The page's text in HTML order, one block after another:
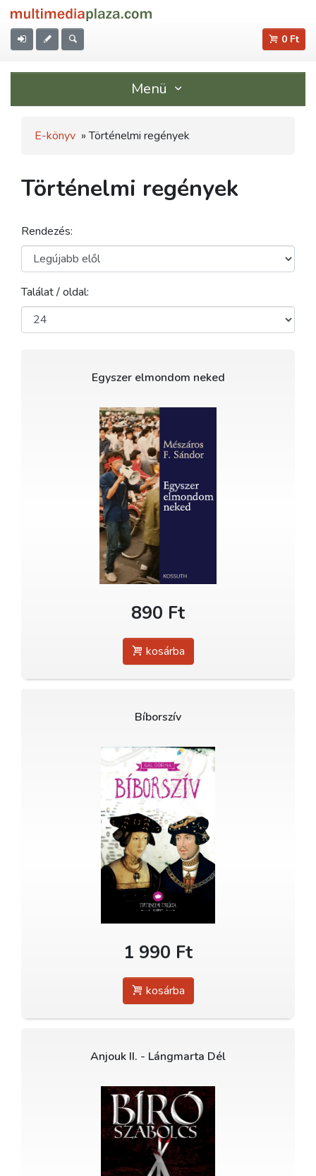
0 Ft
Menü
E-könyv » Történelmi regények
Történelmi regények
Rendezés:
Találat / oldal:
Egyszer elmondom neked
890 Ft
kosárba
Bíborszív
1 990 Ft
kosárba
Anjouk II. - Lángmarta Dél